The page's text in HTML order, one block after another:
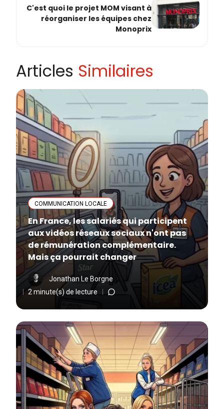
C'est quoi le projet MOM visant à
réorganiser les équipes chez
Monoprix
Articles Similaires
COMMUNICATION LOCALE
En France, les salariés qui participent
aux vidéos réseaux sociaux n'ont pas
de rémunération complémentaire.
Mais ça pourrait changer
Jonathan Le Borgne
2 minute(s) de lecture